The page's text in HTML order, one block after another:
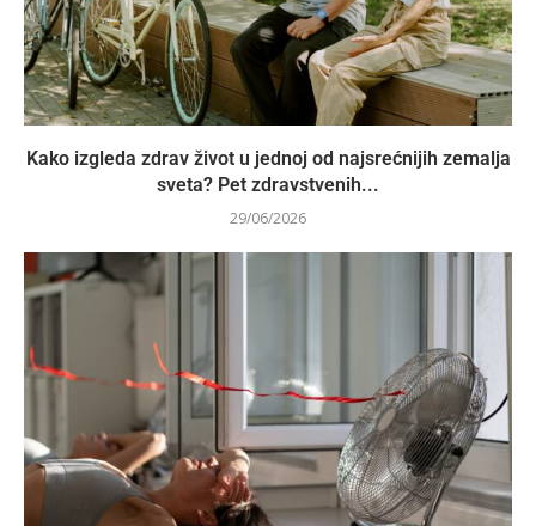
Kako izgleda zdrav život u jednoj od najsrećnijih zemalja
sveta? Pet zdravstvenih...
29/06/2026